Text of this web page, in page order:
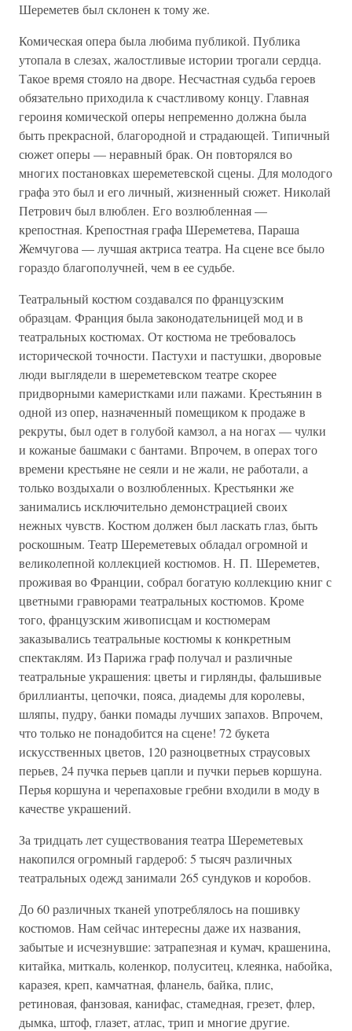
Шереметев был склонен к тому же.
Комическая опера была любима публикой. Публика
утопала в слезах, жалостливые истории трогали сердца.
Такое время стояло на дворе. Несчастная судьба героев
обязательно приходила к счастливому концу. Главная
героиня комической оперы непременно должна была
быть прекрасной, благородной и страдающей. Типичный
сюжет оперы — неравный брак. Он повторялся во
многих постановках шереметевской сцены. Для молодого
графа это был и его личный, жизненный сюжет. Николай
Петрович был влюблен. Его возлюбленная —
крепостная. Крепостная графа Шереметева, Параша
Жемчугова — лучшая актриса театра. На сцене все было
гораздо благополучней, чем в ее судьбе.
Театральный костюм создавался по французским
образцам. Франция была законодательницей мод и в
театральных костюмах. От костюма не требовалось
исторической точности. Пастухи и пастушки, дворовые
люди выглядели в шереметевском театре скорее
придворными камеристками или пажами. Крестьянин в
одной из опер, назначенный помещиком к продаже в
рекруты, был одет в голубой камзол, а на ногах — чулки
и кожаные башмаки с бантами. Впрочем, в операх того
времени крестьяне не сеяли и не жали, не работали, а
только воздыхали о возлюбленных. Крестьянки же
занимались исключительно демонстрацией своих
нежных чувств. Костюм должен был ласкать глаз, быть
роскошным. Театр Шереметевых обладал огромной и
великолепной коллекцией костюмов. Н. П. Шереметев,
проживая во Франции, собрал богатую коллекцию книг с
цветными гравюрами театральных костюмов. Кроме
того, французским живописцам и костюмерам
заказывались театральные костюмы к конкретным
спектаклям. Из Парижа граф получал и различные
театральные украшения: цветы и гирлянды, фальшивые
бриллианты, цепочки, пояса, диадемы для королевы,
шляпы, пудру, банки помады лучших запахов. Впрочем,
что только не понадобится на сцене! 72 букета
искусственных цветов, 120 разноцветных страусовых
перьев, 24 пучка перьев цапли и пучки перьев коршуна.
Перья коршуна и черепаховые гребни входили в моду в
качестве украшений.
За тридцать лет существования театра Шереметевых
накопился огромный гардероб: 5 тысяч различных
театральных одежд занимали 265 сундуков и коробов.
До 60 различных тканей употреблялось на пошивку
костюмов. Нам сейчас интересны даже их названия,
забытые и исчезнувшие: затрапезная и кумач, крашенина,
китайка, миткаль, коленкор, полуситец, клеянка, набойка,
каразея, креп, камчатная, фланель, байка, плис,
ретиновая, фанзовая, канифас, стамедная, грезет, флер,
дымка, штоф, глазет, атлас, трип и многие другие.